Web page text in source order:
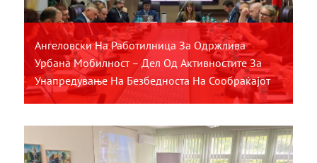
Ангеловски На Работилница За Одржлива
Урбана Мобилност – Дел Од Активностите За
Унапредување На Безбедноста На Сообраќајот